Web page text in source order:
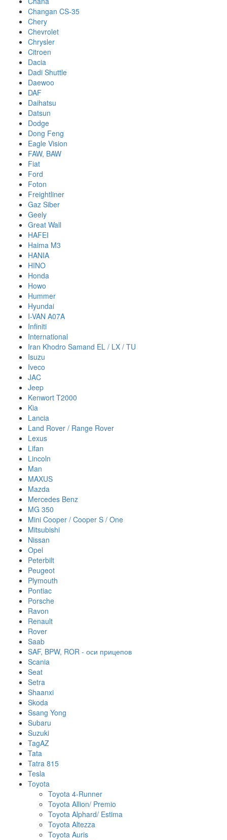
Changan CS-35
Chery
Chevrolet
Chrysler
Citroen
Dacia
Dadi Shuttle
Daewoo
DAF
Daihatsu
Datsun
Dodge
Dong Feng
Eagle Vision
FAW, BAW
Fiat
Ford
Foton
Freightliner
Gaz Siber
Geely
Great Wall
HAFEI
Haima M3
HANIA
HINO
Honda
Howo
Hummer
Hyundai
I-VAN A07A
Infiniti
International
Iran Khodro Samand EL / LX / TU
Isuzu
Iveco
JAC
Jeep
Kenwort T2000
Kia
Lancia
Land Rover / Range Rover
Lexus
Lifan
Lincoln
Man
MAXUS
Mazda
Mercedes Benz
MG 350
Mini Cooper / Cooper S / One
Mitsubishi
Nissan
Opel
Peterbilt
Peugeot
Plymouth
Pontiac
Porsche
Ravon
Renault
Rover
Saab
SAF, BPW, ROR - оси прицепов
Scania
Seat
Setra
Shaanxi
Skoda
Ssang Yong
Subaru
Suzuki
TagAZ
Tata
Tatra 815
Tesla
Toyota
Toyota 4-Runner
Toyota Allion/ Premio
Toyota Alphard/ Estima
Toyota Altezza
Toyota Auris